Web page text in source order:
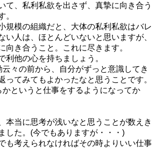
て、私利私欲を出さず、真摯に向き合う
。
規模の組織だと、大体の私利私欲はバレ
い人は、ほとんどいないと思いますが、
向き合うこと。これに尽きます。
利他の心を持ちましょう。
云々の前から、自分がずっと意識してき
ってみてもよかったなと思うことです。
というと仕事をするようになってか
本当に思考が浅いなと思うことが数えき
した。(今でもありますが・・・)
も考えられなければその時よりいい仕事